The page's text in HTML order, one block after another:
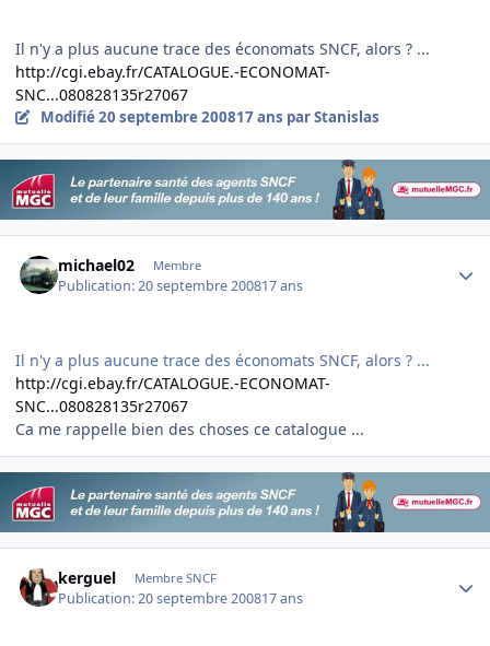
Il n'y a plus aucune trace des économats SNCF, alors ? ...
http://cgi.ebay.fr/CATALOGUE.-ECONOMAT-
SNC...080828135r27067
Modifié20 septembre 200817 ans par Stanislas
michael02 Membre
Publication:20 septembre 200817 ans
Il n'y a plus aucune trace des économats SNCF, alors ? ...
http://cgi.ebay.fr/CATALOGUE.-ECONOMAT-
SNC...080828135r27067
Ca me rappelle bien des choses ce catalogue ...
kerguel Membre SNCF
Publication:20 septembre 200817 ans